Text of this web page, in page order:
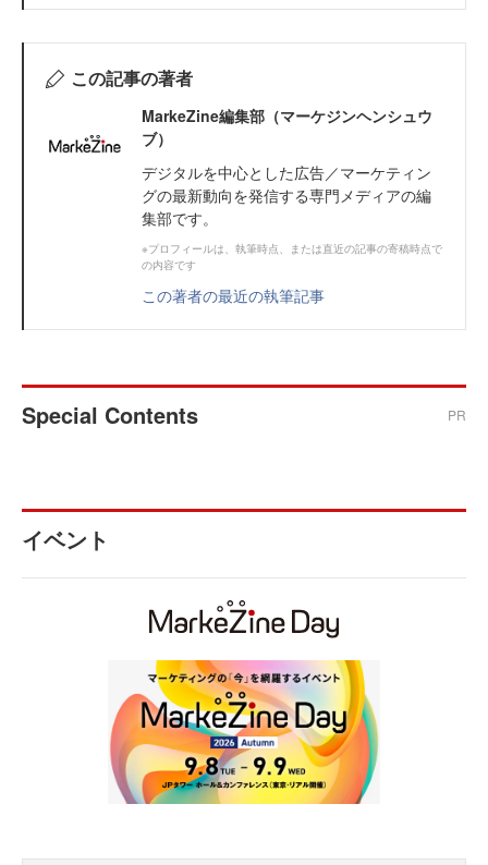
この記事の著者
MarkeZine編集部（マーケジンヘンシュウ
ブ）
デジタルを中心とした広告／マーケティン
グの最新動向を発信する専門メディアの編
集部です。
※プロフィールは、執筆時点、または直近の記事の寄稿時点で
の内容です
この著者の最近の執筆記事
Special Contents PR
イベント